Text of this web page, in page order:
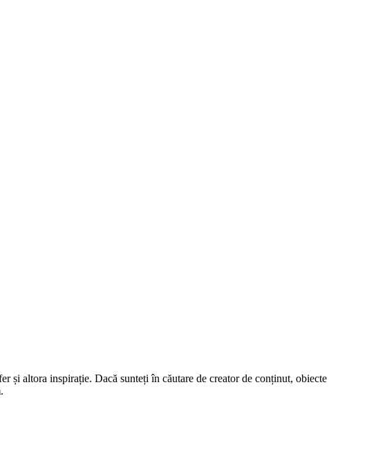
și altora inspirație. Dacă sunteți în căutare de creator de conținut, obiecte